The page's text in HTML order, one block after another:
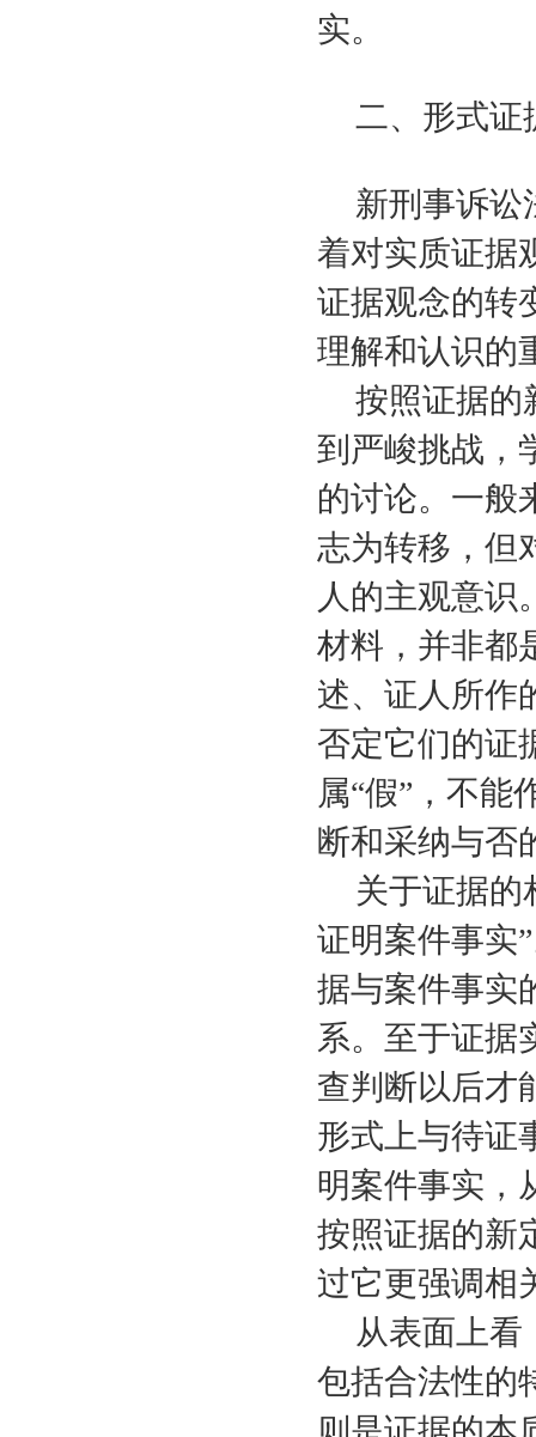
实。
二、形式证
新刑事诉讼
着对实质证据
证据观念的转
理解和认识的
按照证据的
到严峻挑战，
的讨论。一般
志为转移，但
人的主观意识
材料，并非都
述、证人所作
否定它们的证
属“假”，不能
断和采纳与否
关于证据的
证明案件事实
据与案件事实
系。至于证据
查判断以后才
形式上与待证
明案件事实，
按照证据的新
过它更强调相
从表面上看
包括合法性的